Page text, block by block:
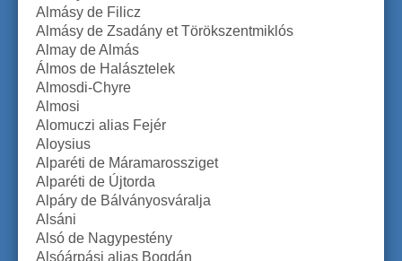
Almásy de Filicz
Almásy de Zsadány et Törökszentmiklós
Almay de Almás
Álmos de Halásztelek
Almosdi-Chyre
Almosi
Alomuczi alias Fejér
Aloysius
Alparéti de Máramarossziget
Alparéti de Újtorda
Alpáry de Bálványosváralja
Alsáni
Alsó de Nagypestény
Alsóárpási alias Bogdán